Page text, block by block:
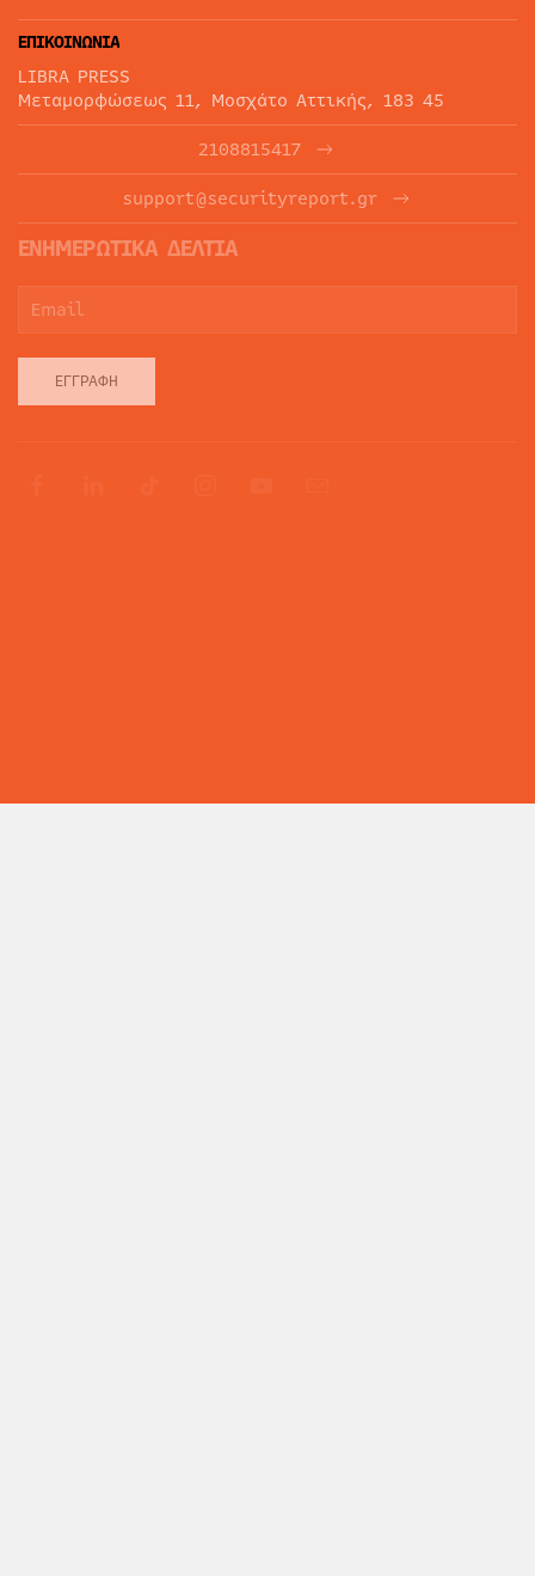
ΕΠΙΚΟΙΝΩΝΙΑ
LIBRA PRESS
Μεταμορφώσεως 11, Μοσχάτο Αττικής, 183 45
2108815417
support@securityreport.gr
ΕΝΗΜΕΡΩΤΙΚΑ ΔΕΛΤΙΑ
ΕΓΓΡΑΦΉ